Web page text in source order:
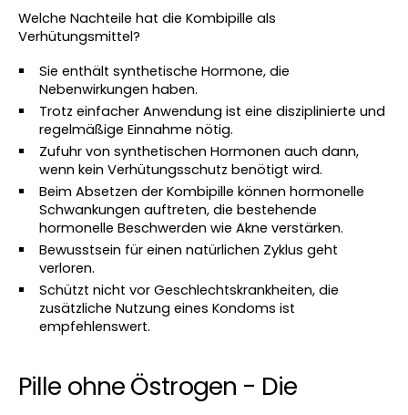
Welche Nachteile hat die Kombipille als
Verhütungsmittel?
Sie enthält synthetische Hormone, die
Nebenwirkungen haben.
Trotz einfacher Anwendung ist eine disziplinierte und
regelmäßige Einnahme nötig.
Zufuhr von synthetischen Hormonen auch dann,
wenn kein Verhütungsschutz benötigt wird.
Beim Absetzen der Kombipille können hormonelle
Schwankungen auftreten, die bestehende
hormonelle Beschwerden wie Akne verstärken.
Bewusstsein für einen natürlichen Zyklus geht
verloren.
Schützt nicht vor Geschlechtskrankheiten, die
zusätzliche Nutzung eines Kondoms ist
empfehlenswert.
Pille ohne Östrogen - Die